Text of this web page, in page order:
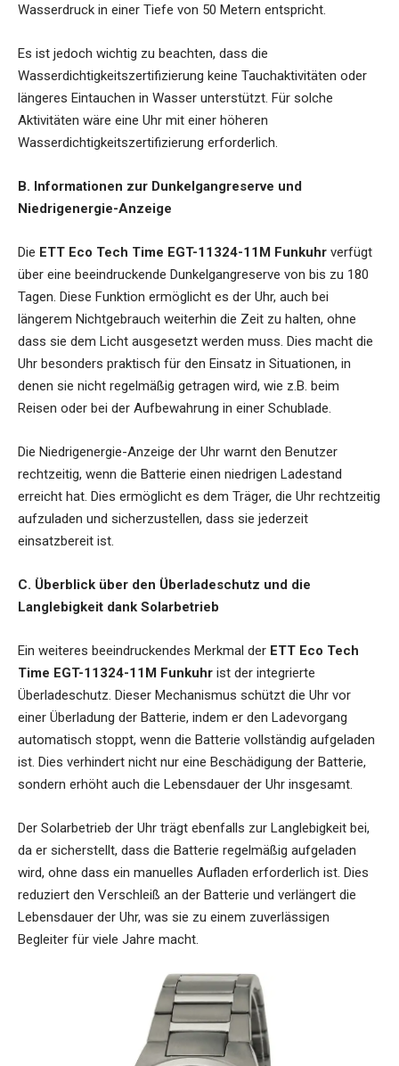
Wasserdruck in einer Tiefe von 50 Metern entspricht.
Es ist jedoch wichtig zu beachten, dass die
Wasserdichtigkeitszertifizierung keine Tauchaktivitäten oder
längeres Eintauchen in Wasser unterstützt. Für solche
Aktivitäten wäre eine Uhr mit einer höheren
Wasserdichtigkeitszertifizierung erforderlich.
B. Informationen zur Dunkelgangreserve und
Niedrigenergie-Anzeige
Die ETT Eco Tech Time EGT-11324-11M Funkuhr verfügt
über eine beeindruckende Dunkelgangreserve von bis zu 180
Tagen. Diese Funktion ermöglicht es der Uhr, auch bei
längerem Nichtgebrauch weiterhin die Zeit zu halten, ohne
dass sie dem Licht ausgesetzt werden muss. Dies macht die
Uhr besonders praktisch für den Einsatz in Situationen, in
denen sie nicht regelmäßig getragen wird, wie z.B. beim
Reisen oder bei der Aufbewahrung in einer Schublade.
Die Niedrigenergie-Anzeige der Uhr warnt den Benutzer
rechtzeitig, wenn die Batterie einen niedrigen Ladestand
erreicht hat. Dies ermöglicht es dem Träger, die Uhr rechtzeitig
aufzuladen und sicherzustellen, dass sie jederzeit
einsatzbereit ist.
C. Überblick über den Überladeschutz und die
Langlebigkeit dank Solarbetrieb
Ein weiteres beeindruckendes Merkmal der ETT Eco Tech
Time EGT-11324-11M Funkuhr ist der integrierte
Überladeschutz. Dieser Mechanismus schützt die Uhr vor
einer Überladung der Batterie, indem er den Ladevorgang
automatisch stoppt, wenn die Batterie vollständig aufgeladen
ist. Dies verhindert nicht nur eine Beschädigung der Batterie,
sondern erhöht auch die Lebensdauer der Uhr insgesamt.
Der Solarbetrieb der Uhr trägt ebenfalls zur Langlebigkeit bei,
da er sicherstellt, dass die Batterie regelmäßig aufgeladen
wird, ohne dass ein manuelles Aufladen erforderlich ist. Dies
reduziert den Verschleiß an der Batterie und verlängert die
Lebensdauer der Uhr, was sie zu einem zuverlässigen
Begleiter für viele Jahre macht.